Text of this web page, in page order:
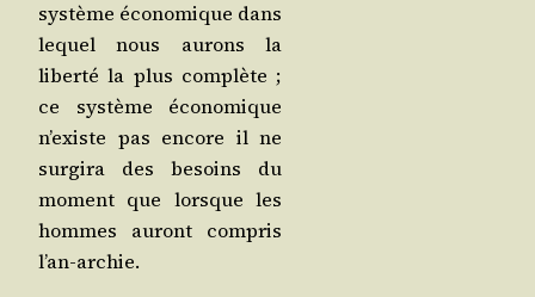
sys­tème éco­no­mique dans
lequel nous aurons la
liber­té la plus com­plète ;
ce sys­tème éco­no­mique
n’existe pas encore il ne
sur­gi­ra des besoins du
moment que lorsque les
hommes auront com­pris
l’an-archie.